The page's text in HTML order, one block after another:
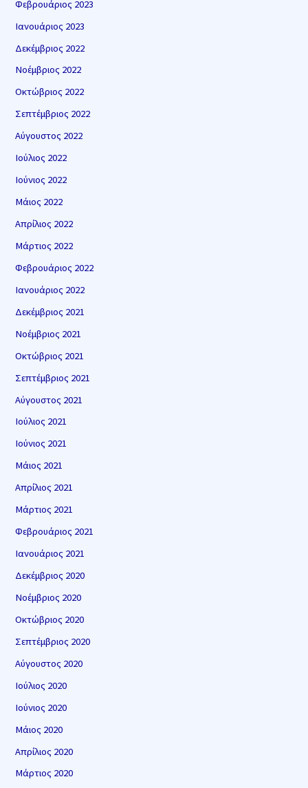
Φεβρουάριος 2023
Ιανουάριος 2023
Δεκέμβριος 2022
Νοέμβριος 2022
Οκτώβριος 2022
Σεπτέμβριος 2022
Αύγουστος 2022
Ιούλιος 2022
Ιούνιος 2022
Μάιος 2022
Απρίλιος 2022
Μάρτιος 2022
Φεβρουάριος 2022
Ιανουάριος 2022
Δεκέμβριος 2021
Νοέμβριος 2021
Οκτώβριος 2021
Σεπτέμβριος 2021
Αύγουστος 2021
Ιούλιος 2021
Ιούνιος 2021
Μάιος 2021
Απρίλιος 2021
Μάρτιος 2021
Φεβρουάριος 2021
Ιανουάριος 2021
Δεκέμβριος 2020
Νοέμβριος 2020
Οκτώβριος 2020
Σεπτέμβριος 2020
Αύγουστος 2020
Ιούλιος 2020
Ιούνιος 2020
Μάιος 2020
Απρίλιος 2020
Μάρτιος 2020